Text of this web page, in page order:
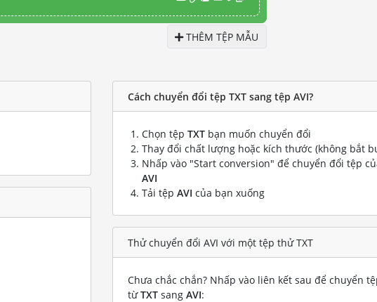
THÊM TỆP MẪU
Cách chuyển đổi tệp TXT sang tệp AVI?
Chọn tệp TXT bạn muốn chuyển đổi
Thay đổi chất lượng hoặc kích thước (không bắt
Nhấp vào "Start conversion" để chuyển đổi tệp
AVI
Tải tệp AVI của bạn xuống
Thử chuyển đổi AVI với một tệp thử TXT
Chưa chắc chắn? Nhấp vào liên kết sau để chuyển
từTXT sang AVI: